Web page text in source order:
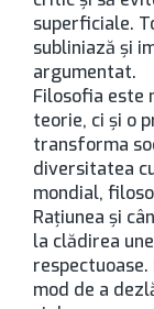
superficiale.
subliniază şi
argumentat.
Filosofia este
teorie, ci şi o
transforma
diversitatea
mondial,
Raţiunea şi
la clădirea
respectuoase.
mod de a